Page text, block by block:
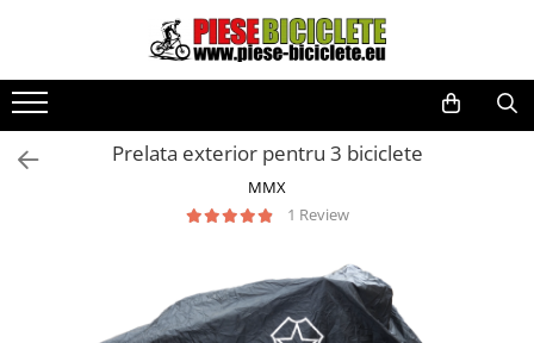
Toate Produsele
Biciclete
Biciclete fara pedalePrelata exterior pentru 3 biciclete
MMX
1 Review